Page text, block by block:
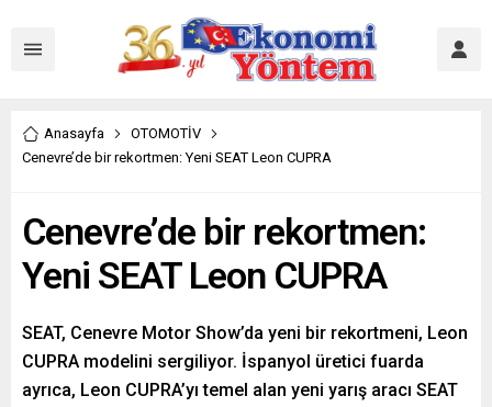
Anasayfa
OTOMOTİV
Cenevre’de bir rekortmen: Yeni SEAT Leon CUPRA
Cenevre’de bir rekortmen:
Yeni SEAT Leon CUPRA
SEAT, Cenevre Motor Show’da yeni bir rekortmeni, Leon
CUPRA modelini sergiliyor. İspanyol üretici fuarda
ayrıca, Leon CUPRA’yı temel alan yeni yarış aracı SEAT